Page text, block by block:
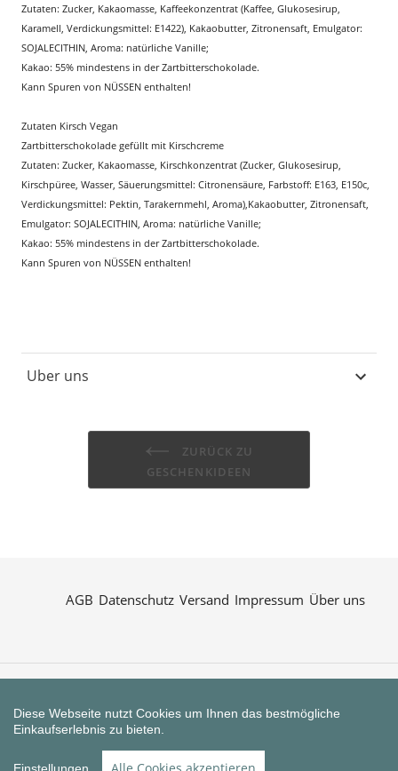
Zutaten: Zucker, Kakaomasse, Kaffeekonzentrat (Kaffee, Glukosesirup,
Karamell, Verdickungsmittel: E1422), Kakaobutter, Zitronensaft, Emulgator:
SOJALECITHIN, Aroma: natürliche Vanille;
Kakao: 55% mindestens in der Zartbitterschokolade.
Kann Spuren von NÜSSEN enthalten!
Zutaten Kirsch Vegan
Zartbitterschokolade gefüllt mit Kirschcreme
Zutaten: Zucker, Kakaomasse, Kirschkonzentrat (Zucker, Glukosesirup,
Kirschpüree, Wasser, Säuerungsmittel: Citronensäure, Farbstoff: E163, E150c,
Verdickungsmittel: Pektin, Tarakernmehl, Aroma),Kakaobutter, Zitronensaft,
Emulgator: SOJALECITHIN, Aroma: natürliche Vanille;
Kakao: 55% mindestens in der Zartbitterschokolade.
Kann Spuren von NÜSSEN enthalten!
Uber uns
ZURÜCK ZU
GESCHENKIDEEN
AGB Datenschutz Versand Impressum Über uns
Zahlungsarten
Shop erstellt mit VersaCommerce.
Diese Webseite nutzt Cookies um Ihnen das bestmögliche
Einkaufserlebnis zu bieten.